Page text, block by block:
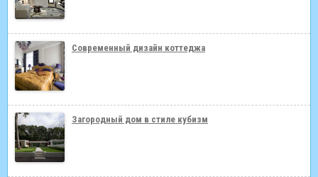
Современный дизайн коттеджа
Загородный дом в стиле кубизм